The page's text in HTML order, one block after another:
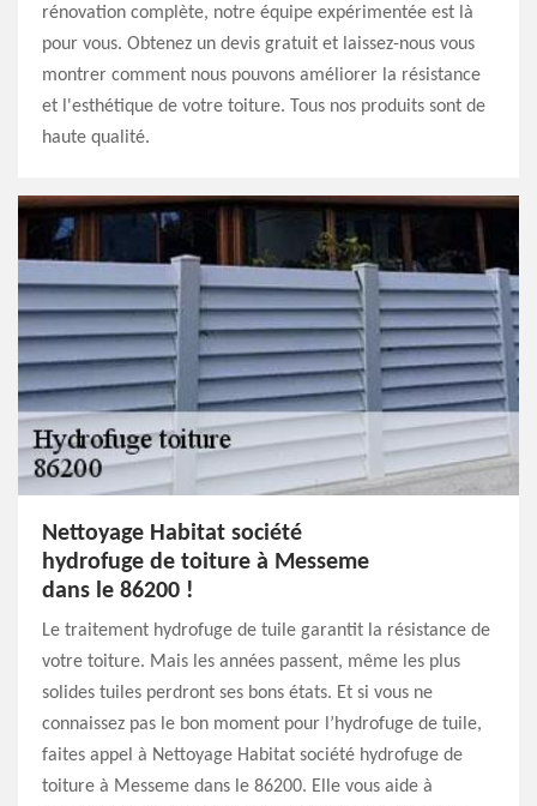
rénovation complète, notre équipe expérimentée est là
pour vous. Obtenez un devis gratuit et laissez-nous vous
montrer comment nous pouvons améliorer la résistance
et l'esthétique de votre toiture. Tous nos produits sont de
haute qualité.
Nettoyage Habitat société
hydrofuge de toiture à Messeme
dans le 86200 !
Le traitement hydrofuge de tuile garantit la résistance de
votre toiture. Mais les années passent, même les plus
solides tuiles perdront ses bons états. Et si vous ne
connaissez pas le bon moment pour l’hydrofuge de tuile,
faites appel à Nettoyage Habitat société hydrofuge de
toiture à Messeme dans le 86200. Elle vous aide à